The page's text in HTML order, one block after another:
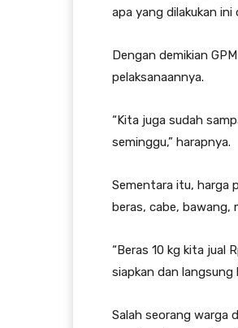
apa yang dilakukan ini
Dengan demikian
pelaksanaannya.
“Kita juga sudah
seminggu,” harapnya.
Sementara itu, harga
beras, cabe, bawang,
“Beras 10 kg kita jual
siapkan dan langsung
Salah seorang warga